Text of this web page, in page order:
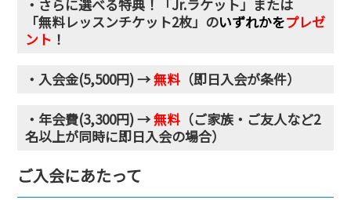
・さらに選べる特典！「Jr.ラケット」または
「無料レッスンチケット2枚」のいずれかをプレゼ
ント ！
・入会金(5,500円) →無料 （即日入会が条件）
・年会費(3,300円) →無料 （ご家族・ご友人など2
名以上が同時に即日入会の場合）
ご入会にあたって